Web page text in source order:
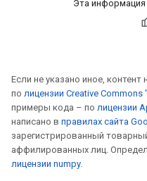
Эта информация
Если не указано иное, контент
по лицензии Creative
примеры кода – по лицензии
написано в правилах сайта
зарегистрированный
аффилированных лиц.
лицензии numpy.